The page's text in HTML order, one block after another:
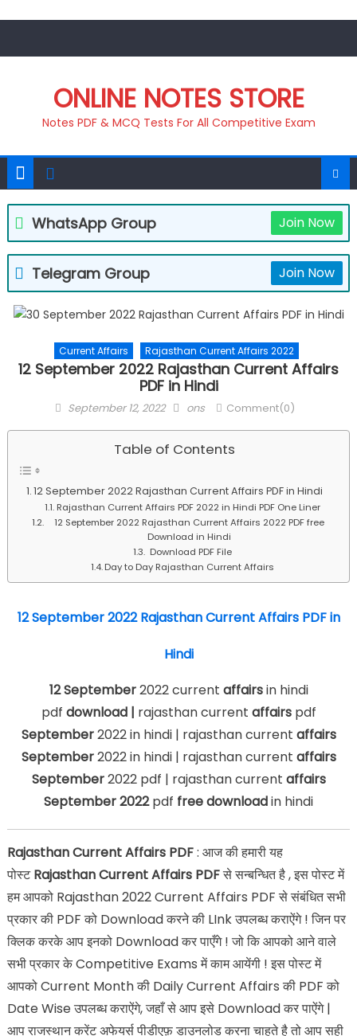
ONLINE NOTES STORE
Notes PDF & MCQ Tests For All Competitive Exam
WhatsApp Group Join Now
Telegram Group Join Now
Current Affairs Rajasthan Current Affairs 2022
12 September 2022 Rajasthan Current Affairs
PDF in Hindi
Posted
September 12, 2022 Author
ons Comment(0)
Table of Contents
12 September 2022 Rajasthan Current Affairs PDF in Hindi
Rajasthan Current Affairs PDF 2022 in Hindi PDF One Liner
12 September 2022 Rajasthan Current Affairs 2022 PDF free
Download in Hindi
Download PDF File
Day to Day Rajasthan Current Affairs
12 September 2022 Rajasthan Current Affairs PDF in
Hindi
12 September2022 current affairsin hindi
pdf download | rajasthan current affairspdf
September2022 in hindi | rajasthan current affairs
September2022 in hindi | rajasthan current affairs
September2022 pdf | rajasthan current affairs
September 2022pdf free downloadin hindi
Rajasthan Current Affairs PDF: आज की हमारी यह
पोस्टRajasthan Current Affairs PDFसे सन्बन्धित है , इस पोस्ट में
हम आपको Rajasthan 2022 Current Affairs PDF से संबंधित सभी
प्रकार की PDF को Download करने की LInk उपलब्ध कराऐंगे ! जिन पर
क्लिक करके आप इनको Download कर पाएँगे ! जो कि आपको आने वाले
सभी प्रकार के Competitive Exams में काम आयेंगी ! इस पोस्ट में
आपको Current Month की Daily Current Affairs की PDF को
Date Wise उपलब्ध कराऐंगे, जहाँ से आप इसे Download कर पाऐंगे |
आप राजस्थान करेंट अफेयर्स पीडीएफ़ डाउनलोड करना चाहते है तो आप सही